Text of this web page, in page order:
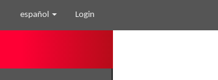
español Login